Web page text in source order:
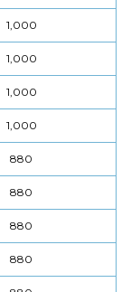
1,000
1,000
1,000
1,000
880
880
880
880